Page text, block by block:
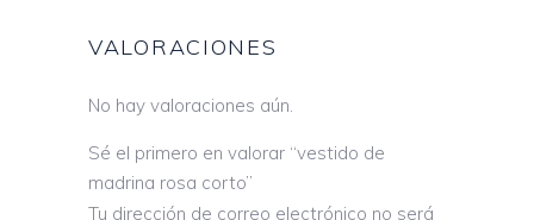
VALORACIONES
No hay valoraciones aún.
Sé el primero en valorar “vestido de
madrina rosa corto”
Tu dirección de correo electrónico no será